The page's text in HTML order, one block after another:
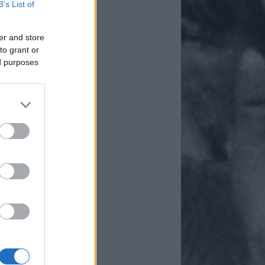
List of
and store
grant or
purposes